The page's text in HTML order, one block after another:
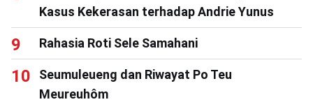
Kasus Kekerasan terhadap Andrie Yunus
Rahasia Roti Sele Samahani
Seumuleueng dan Riwayat Po Teu
Meureuhôm